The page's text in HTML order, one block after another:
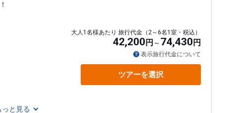
大人1名様あたり 旅行代金（2～6名1室・税込）
42,200 円 74,430 円
表示旅行代金について
ツアーを選択
っと見る